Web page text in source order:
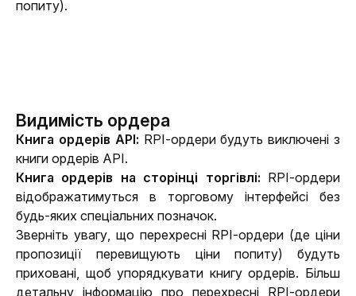
попиту).
Видимість ордера
Книга ордерів API: RPI-ордери будуть виключені з
книги ордерів API.
Книга ордерів на сторінці торгівлі: RPI-ордери
відображатимуться в торговому інтерфейсі без
будь-яких спеціальних позначок.
Зверніть увагу, що перехресні RPI-ордери (де ціни
пропозиції перевищують ціни попиту) будуть
приховані, щоб упорядкувати книгу ордерів. Більш
детальну інформацію про перехресні RPI-ордери